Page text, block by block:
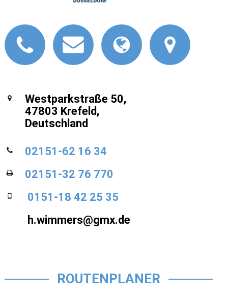
Westparkstraße 50,
47803 Krefeld,
Deutschland
02151-62 16 34
02151-32 76 770
0151-18 42 25 35
h.wimmers@gmx.de
ROUTENPLANER